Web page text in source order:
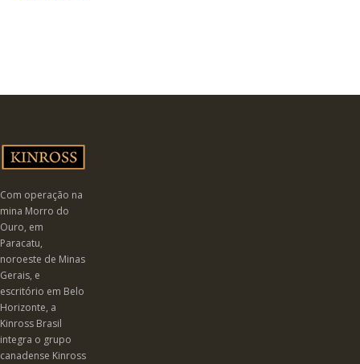
Com operação na
mina Morro do
Ouro, em
Paracatu,
noroeste de Minas
Gerais, e
escritório em Belo
Horizonte, a
Kinross Brasil
integra o grupo
canadense Kinross